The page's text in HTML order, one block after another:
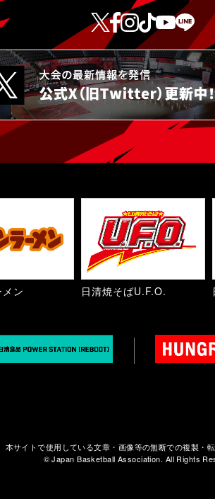
ン 日清焼そばU.F.O.
本サイトで使用している文章・画像等の無断での複製・転
© Japan Basketball Association. All Rights